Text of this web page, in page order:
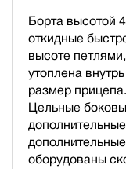
Борта высотой
откидные
высоте
утоплена
размер прицепа.
Цельные
оборудованы